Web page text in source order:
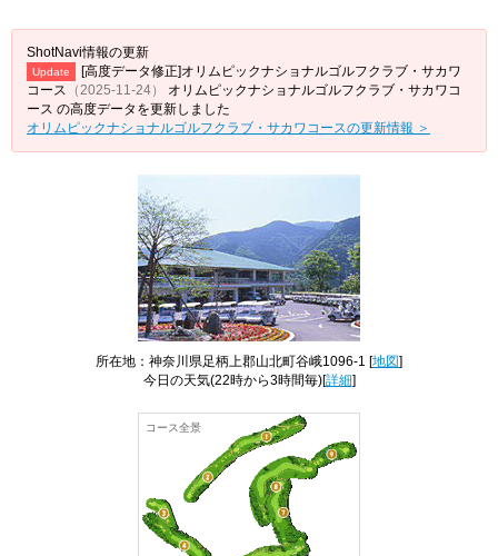
ShotNavi情報の更新
Update
[高度データ修正]オリムピックナショナルゴルフクラブ・サカワ
コース
（2025-11-24）
オリムピックナショナルゴルフクラブ・サカワコ
ース の高度データを更新しました
オリムピックナショナルゴルフクラブ・サカワコースの更新情報 ＞
所在地：神奈川県足柄上郡山北町谷峨1096-1 [地図]
今日の天気(22時から3時間毎)[詳細]
コース全景